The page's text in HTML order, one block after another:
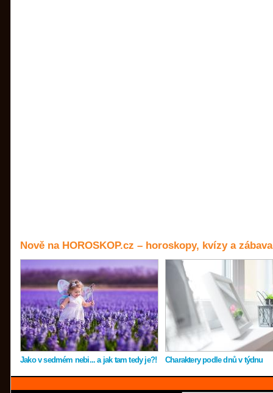
Nově na HOROSKOP.cz – horoskopy, kvízy a zábava
Jako v sedmém nebi... a jak tam tedy je?! Charaktery podle dnů v týdnu